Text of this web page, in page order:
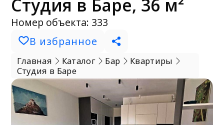
Студия в Баре, 36 м²
Номер объекта: 333
В избранное
Главная Каталог Бар
Квартиры
Студия в Баре